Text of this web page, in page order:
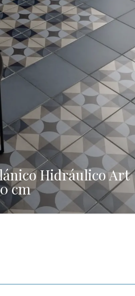
Hidráulico Art
cm